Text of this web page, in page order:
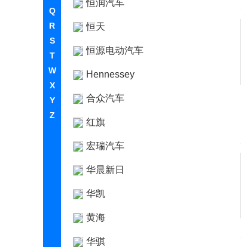
Q
R
S
T
W
X
Y
Z
恒润汽车
恒天
恒源电动汽车
Hennessey
合众汽车
红旗
宏瑞汽车
华晨新日
华凯
黄海
华骐